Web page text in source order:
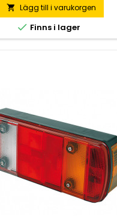
 Lägg till i varukorgen
 Finns i lager